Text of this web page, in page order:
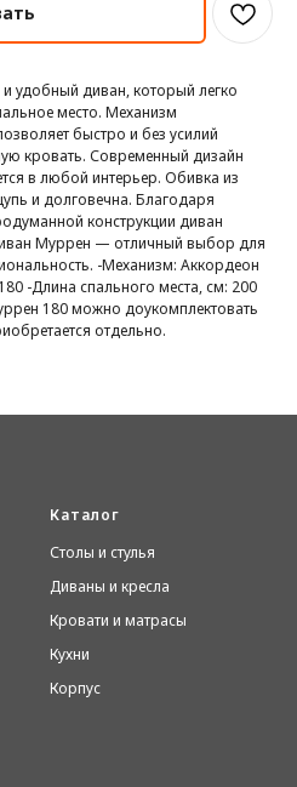
удобный диван, который легко
место. Механизм
быстро и без усилий
кровать. Современный дизайн
в любой интерьер. Обивка из
и долговечна. Благодаря
конструкции диван
Муррен — отличный выбор для
-Механизм: Аккордеон
-Длина спального места, см: 200
180 можно доукомплектовать
отдельно.
Каталог
Столы и стулья
Диваны и кресла
Кровати и матрасы
Кухни
Корпус